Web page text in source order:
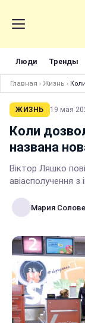
Люди Тренды
Главная › Жизнь ›
ЖИЗНЬ 19 мая
Коли
названа
Віктор Ляшко
авіасполучення з
Мария